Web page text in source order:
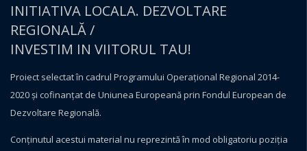
INITIATIVA LOCALA. DEZVOLTARE
REGIONALĂ /
INVESTIM IN VIITORUL TAU!
Proiect selectat în cadrul Programului Operațional Regional 2014-
2020 și cofinanțat de Uniunea Europeană prin Fondul European de
Dezvoltare Regională.
Conţinutul acestui material nu reprezintă în mod obligatoriu poziţia